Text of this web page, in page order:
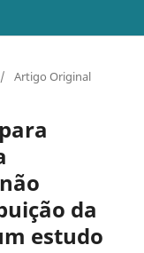
/ Artigo Original
da
estudo